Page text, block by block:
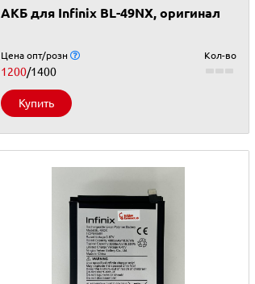
АКБ для Infinix BL-49NX, оригинал
Цена опт/розн
1200/1400
Кол-во
Купить